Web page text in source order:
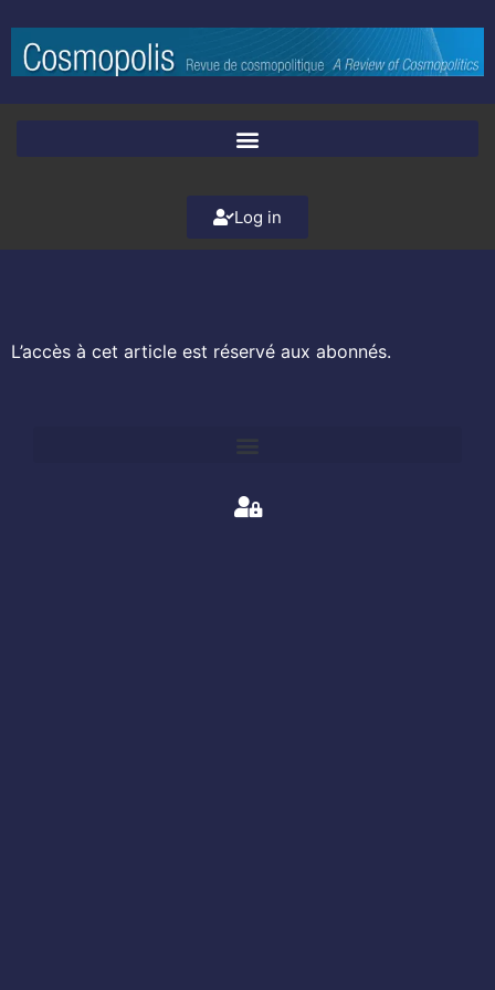
Log in
L’accès à cet article est réservé aux abonnés.